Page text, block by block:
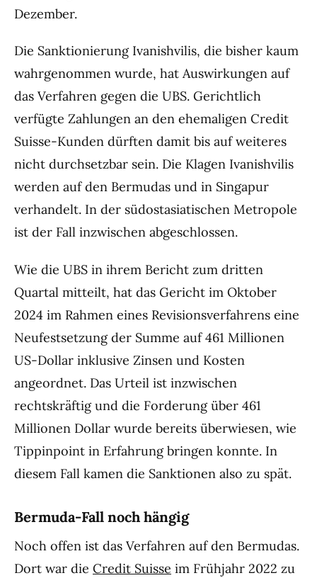
Dezember.
Die Sanktionierung Ivanishvilis, die bisher kaum
wahrgenommen wurde, hat Auswirkungen auf
das Verfahren gegen die UBS. Gerichtlich
verfügte Zahlungen an den ehemaligen Credit
Suisse-Kunden dürften damit bis auf weiteres
nicht durchsetzbar sein. Die Klagen Ivanishvilis
werden auf den Bermudas und in Singapur
verhandelt. In der südostasiatischen Metropole
ist der Fall inzwischen abgeschlossen.
Wie die UBS in ihrem Bericht zum dritten
Quartal mitteilt, hat das Gericht im Oktober
2024 im Rahmen eines Revisionsverfahrens eine
Neufestsetzung der Summe auf 461 Millionen
US-Dollar inklusive Zinsen und Kosten
angeordnet. Das Urteil ist inzwischen
rechtskräftig und die Forderung über 461
Millionen Dollar wurde bereits überwiesen, wie
Tippinpoint in Erfahrung bringen konnte. In
diesem Fall kamen die Sanktionen also zu spät.
Bermuda-Fall noch hängig
Noch offen ist das Verfahren auf den Bermudas.
Dort war die Credit Suisse im Frühjahr 2022 zu